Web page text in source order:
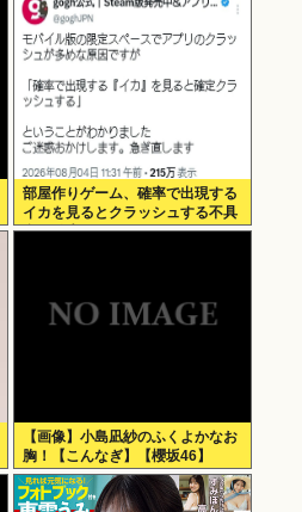
部屋作りゲーム、確率で出現する
イカを見るとクラッシュする不具
合が発生
【画像】小島凪紗のふくよかなお
胸！【こんなぎ】【櫻坂46】